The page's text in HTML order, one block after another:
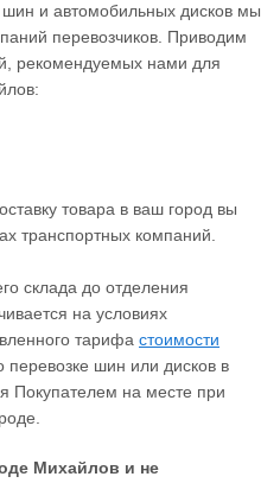
и автомобильных дисков мы
перевозчиков. Приводим
рекомендуемых нами для
товара в ваш город вы
транспортных компаний.
склада до отделения
на условиях
тарифа стоимости
перевозке шин или дисков в
Покупателем на месте при
Михайлов и не